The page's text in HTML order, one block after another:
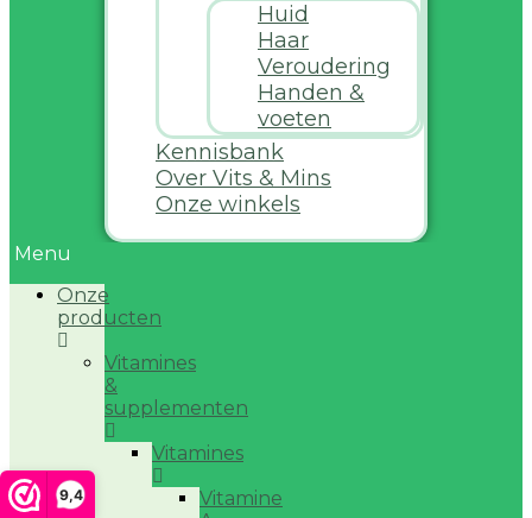
9,4
Huid
Haar
Veroudering
Handen &
voeten
Kennisbank
Over Vits & Mins
Onze winkels
Menu
Onze
producten
Vitamines
&
supplementen
Vitamines
Vitamine